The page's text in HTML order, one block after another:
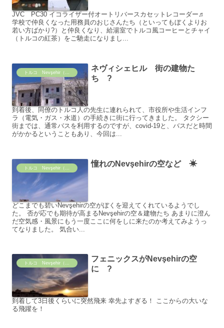
JVC PC30 イコライザー付オートリバースカセットレコーダー♬
学校で仲良くなった用務員のおじさんたち（といってもぼくよりお
若い方ばかり?）と仲良くなり、給湯室でトルコ風コーヒーとチャイ
（トルコの紅茶）をご馳走になりまし...
ネヴィシェヒル 街の建物た
ち ?
到着後、同僚のトルコ人の先生に連れられて、市役所や生活インフ
ラ（電気・ガス・水道）の手続きに街に行ってきました。 タクシー
街までは、通常バスを利用するのですが、covid-19と、バスだと時間
がかかるということもあり、今回は...
憧れのNevşehirの空など ☀
どこまでも碧いNevşehirの空がぼくを迎えてくれているようでし
た。 否が応でも期待が高まるNevşehirの空＆建物たち あまりに澄ん
だ空気感・風景にもう一度ここに何をしに来たのか考えてみようっ
てなりました。 気合い...
トルコ Nevşehir（ネヴィシェヒル）の日常
フェニックスがNevşehirの空
に ?
到着して3日後くらいに突然飛来 幸先よすぎる！ ここからの大いな
る飛躍を！